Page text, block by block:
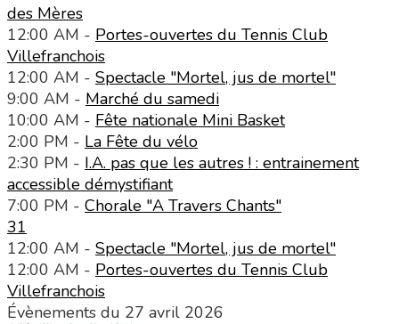
des Mères
12:00 AM - Portes-ouvertes du Tennis Club
Villefranchois
12:00 AM - Spectacle "Mortel, jus de mortel"
9:00 AM - Marché du samedi
10:00 AM - Fête nationale Mini Basket
2:00 PM - La Fête du vélo
2:30 PM - I.A. pas que les autres ! : entrainement
accessible démystifiant
7:00 PM - Chorale "A Travers Chants"
31
12:00 AM - Spectacle "Mortel, jus de mortel"
12:00 AM - Portes-ouvertes du Tennis Club
Villefranchois
Évènements du 27 avril 2026